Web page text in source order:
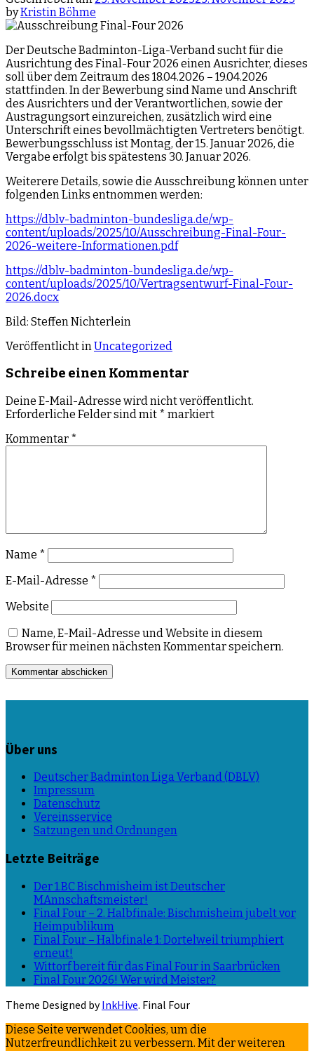
byKristin Böhme
Der Deutsche Badminton-Liga-Verband sucht für die
Ausrichtung des Final-Four 2026 einen Ausrichter, dieses
soll über dem Zeitraum des 18.04.2026 – 19.04.2026
stattfinden. In der Bewerbung sind Name und Anschrift
des Ausrichters und der Verantwortlichen, sowie der
Austragungsort einzureichen, zusätzlich wird eine
Unterschrift eines bevollmächtigten Vertreters benötigt.
Bewerbungsschluss ist Montag, der 15. Januar 2026, die
Vergabe erfolgt bis spätestens 30. Januar 2026.
Weiterere Details, sowie die Ausschreibung können unter
folgenden Links entnommen werden:
https://dblv-badminton-bundesliga.de/wp-
content/uploads/2025/10/Ausschreibung-Final-Four-
2026-weitere-Informationen.pdf
https://dblv-badminton-bundesliga.de/wp-
content/uploads/2025/10/Vertragsentwurf-Final-Four-
2026.docx
Bild: Steffen Nichterlein
Veröffentlicht in Uncategorized
Schreibe einen Kommentar
Deine E-Mail-Adresse wird nicht veröffentlicht.
Erforderliche Felder sind mit * markiert
Kommentar *
Name *
E-Mail-Adresse *
Website
Name, E-Mail-Adresse und Website in diesem
Browser für meinen nächsten Kommentar speichern.
Über uns
Deutscher Badminton Liga Verband (DBLV)
Impressum
Datenschutz
Vereinsservice
Satzungen und Ordnungen
Letzte Beiträge
Der 1.BC Bischmisheim ist Deutscher
MAnnschaftsmeister!
Final Four – 2. Halbfinale: Bischmisheim jubelt vor
Heimpublikum
Final Four – Halbfinale 1: Dortelweil triumphiert
erneut!
Wittorf bereit für das Final Four in Saarbrücken
Final Four 2026! Wer wird Meister?
Theme Designed byInkHive. Final Four
Diese Seite verwendet Cookies, um die
Nutzerfreundlichkeit zu verbessern. Mit der weiteren